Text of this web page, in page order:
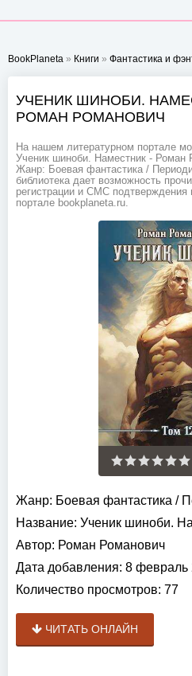
BookPlaneta » Книги » Фантастика и
УЧЕНИК ШИНОБИ.
РОМАН РОМАНОВИЧ
На нашем литературном портале
Ученик шиноби. Наместник - Роман
Жанр: Боевая фантастика /
библиотека дает возможность
регистрации и СМС подтверждения
портале bookplaneta.ru.
Жанр: Боевая фантастика /
Название: Ученик шиноби.
Автор: Роман Романович
Дата добавления: 8 февраль
Количество просмотров: 77
ЧИТАТЬ ОНЛАЙН